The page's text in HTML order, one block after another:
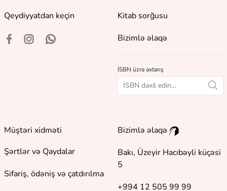
Qeydiyyatdan keçin
Kitab sorğusu
Bizimlə əlaqə
İSBN üzrə axtarış
Müştəri xidməti
Şərtlər və Qaydalar
Sifariş, ödəniş və çatdırılma
Bizimlə əlaqə
Bakı, Üzeyir Hacıbəyli küçəsi
5
+994 12 505 99 99